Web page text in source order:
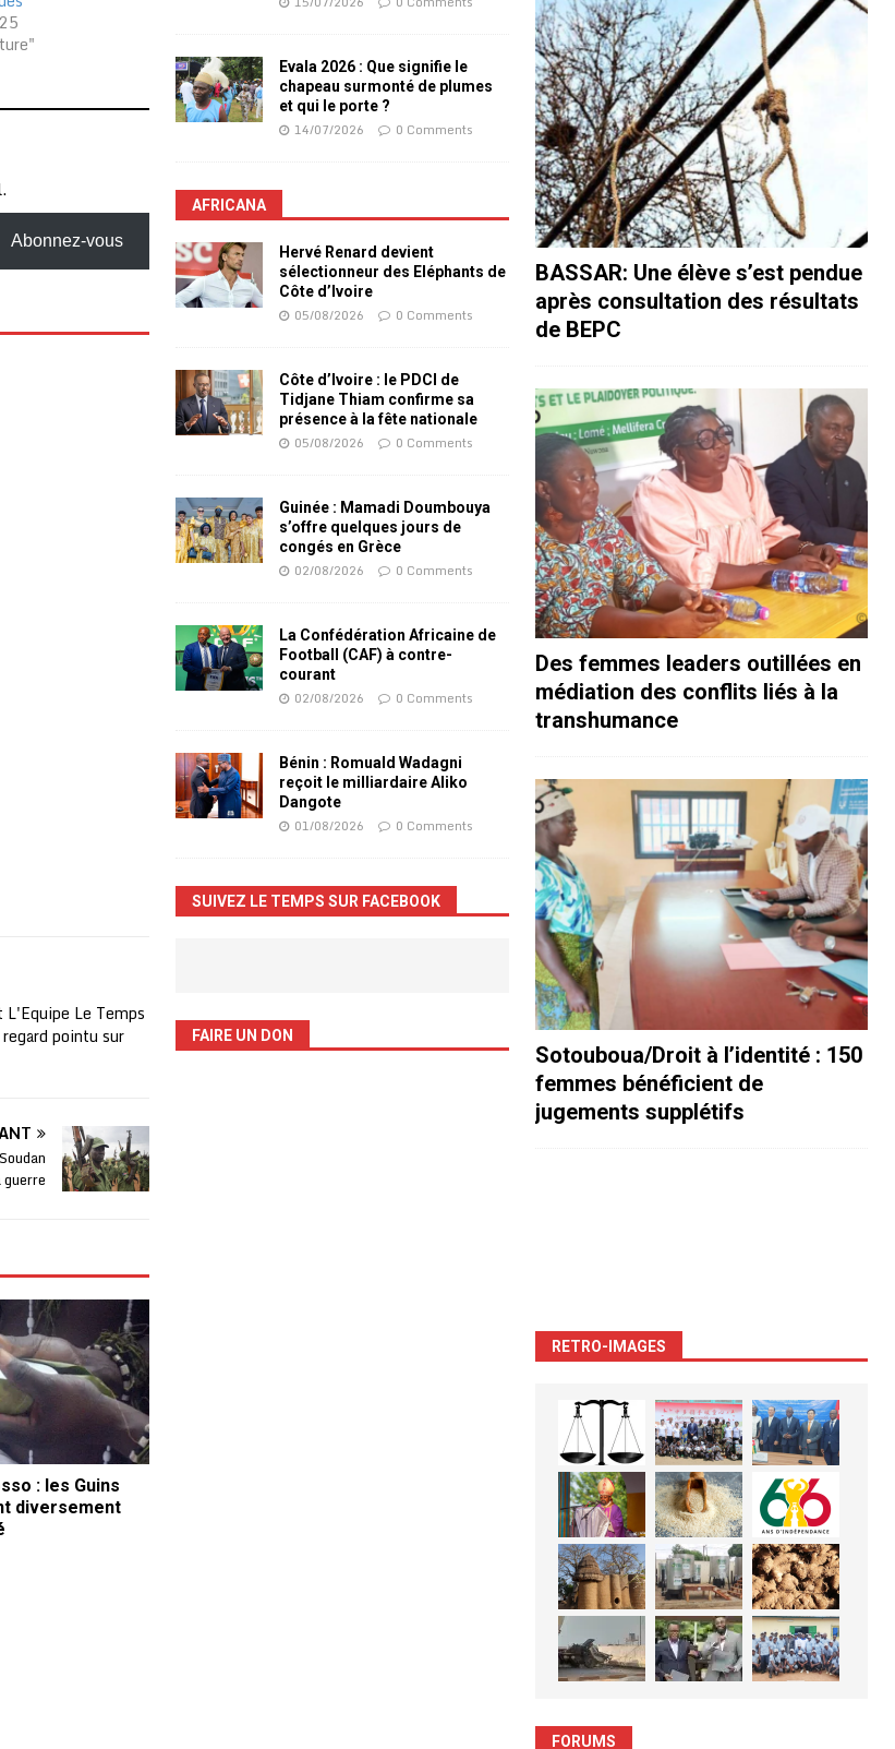
Abonnez-vous
Le Temps
pointu sur
: les Guins
diversement
Evala 2026 : Que signifie le
chapeau surmonté de plumes
et qui le porte ?
14/07/2026 0 Comments
AFRICANA
Hervé Renard devient
sélectionneur des Eléphants de
Côte d’Ivoire
05/08/2026 0 Comments
Côte d’Ivoire : le PDCI de
Tidjane Thiam confirme sa
présence à la fête nationale
05/08/2026 0 Comments
Guinée : Mamadi Doumbouya
s’offre quelques jours de
congés en Grèce
02/08/2026 0 Comments
La Confédération Africaine de
Football (CAF) à contre-
courant
02/08/2026 0 Comments
Bénin : Romuald Wadagni
reçoit le milliardaire Aliko
Dangote
01/08/2026 0 Comments
SUIVEZ LE TEMPS SUR FACEBOOK
FAIRE UN DON
BASSAR: Une élève s’est pendue
après consultation des résultats
de BEPC
Des femmes leaders outillées en
médiation des conflits liés à la
transhumance
Sotouboua/Droit à l’identité : 150
femmes bénéficient de
jugements supplétifs
RETRO-IMAGES
FORUMS